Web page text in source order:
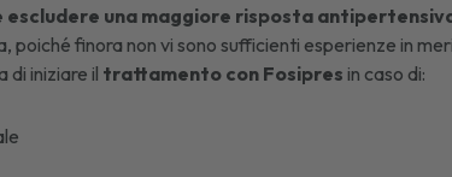
escludere una maggiore risposta
poiché finora non vi sono sufficienti esperienze in
di iniziare il trattamento con Fosipres in caso di: